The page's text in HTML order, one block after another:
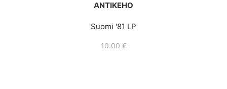
ANTIKEHO
Suomi '81 LP
10.00 €